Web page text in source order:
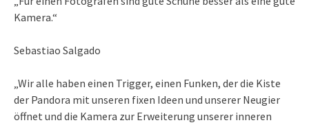
Kamera.“
Sebastiao Salgado
„Wir alle haben einen Trigger, einen Funken, der die Kiste
der Pandora mit unseren fixen Ideen und unserer Neugier
öffnet und die Kamera zur Erweiterung unserer inneren